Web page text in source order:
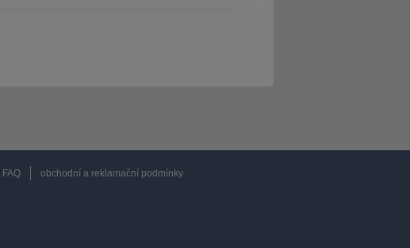
FAQ obchodní a reklamační podmínky